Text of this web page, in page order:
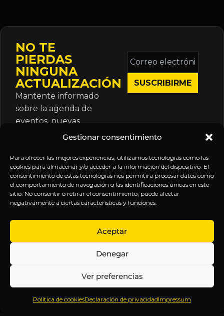
Gestionar consentimiento
Para ofrecer las mejores experiencias, utilizamos tecnologías como las
cookies para almacenar y/o acceder a la información del dispositivo. El
consentimiento de estas tecnologías nos permitirá procesar datos como
el comportamiento de navegación o las identificaciones únicas en este
sitio. No consentir o retirar el consentimiento, puede afectar
negativamente a ciertas características y funciones.
Aceptar
Denegar
Ver preferencias
Política de cookiesDeclaración de privacidadImpressum
NO TE
PIERDAS
NINGUNA
ACTUALIZACIÓN
Mantente informado
sobre la agenda de
eventos, nuevas
publicaciones y
suscripción.
Correo
electrónico
*
Inteligencia
Anticipándonos
EXPLORA
Inicio
Sobre
Contenido
Webinars
LEGAL
Política
de
Términos y
Aviso
SÍGUENOS